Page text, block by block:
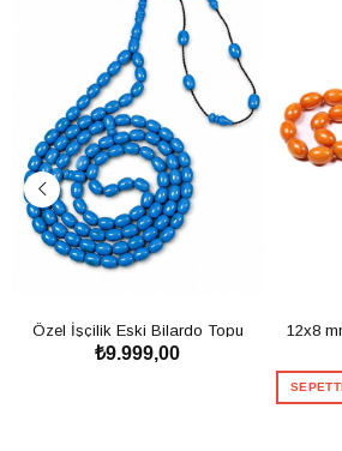
Özel İşçilik Eski Bilardo Topu
99'luk Tesbih
₺9.999,00
12x8